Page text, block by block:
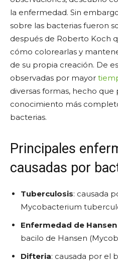
la enfermedad. Sin
sobre las bacterias fueron
después de Roberto Koch
cómo colorearlas y
de su propia creación. De
observadas por mayor
diversas formas, hecho
conocimiento más
bacterias.
Principales
causadas por
Tuberculosis: causada
Mycobacterium
Enfermedad de
bacilo de Hansen
Difteria: causada por el